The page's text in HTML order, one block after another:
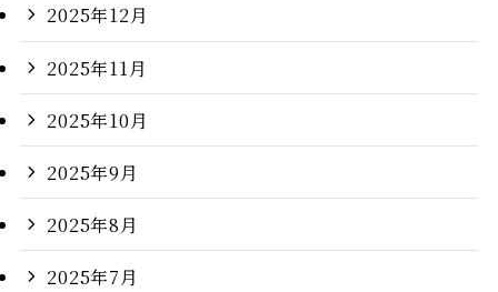
2025年12月
2025年11月
2025年10月
2025年9月
2025年8月
2025年7月